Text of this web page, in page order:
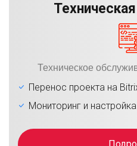
Техническое
Перенос проекта на
Мониторинг и